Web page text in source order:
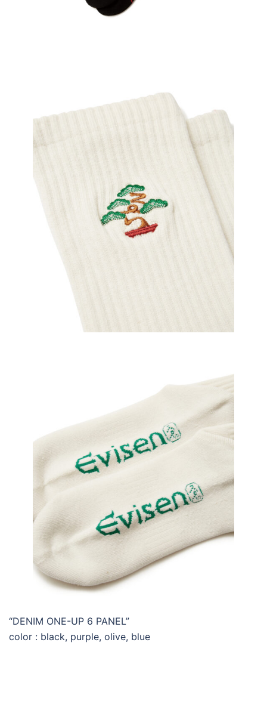
“DENIM ONE-UP 6 PANEL”
color : black, purple, olive, blue